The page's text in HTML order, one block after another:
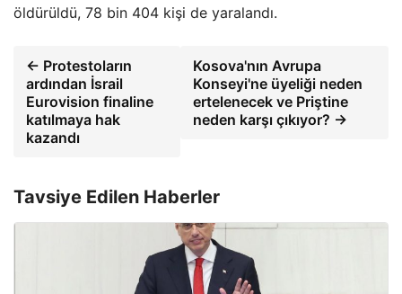
öldürüldü, 78 bin 404 kişi de yaralandı.
← Protestoların
ardından İsrail
Eurovision finaline
katılmaya hak
kazandı
Kosova'nın Avrupa
Konseyi'ne üyeliği neden
ertelenecek ve Priştine
neden karşı çıkıyor? →
Tavsiye Edilen Haberler